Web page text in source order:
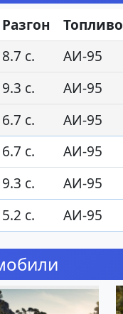
Разгон Топливо
8.7 с. АИ-95
9.3 с. АИ-95
6.7 с. АИ-95
6.7 с. АИ-95
9.3 с. АИ-95
5.2 с. АИ-95